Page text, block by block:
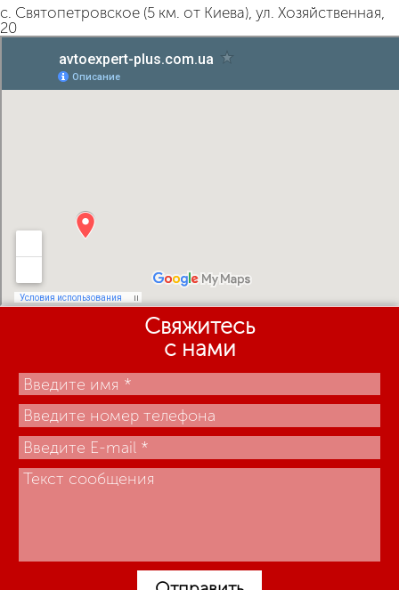
с. Святопетровское (5 км. от Киева), ул. Хозяйственная,
20
Свяжитесь
с нами